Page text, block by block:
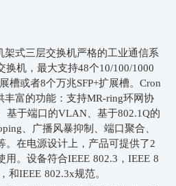
架式三层交换机严格的工业通信系
换机 ， 最大支持48个10/100/1000
槽或者8个万兆SFP+扩展槽。 Cron
丰富的功能：支持MR-ring环网协
、基于端口的VLAN 、基于802.1Q的
、广播风暴抑制、端口聚合、
。在电源设计上，产品可提供了2
用。设备符合IEEE 802.3 ， IEEE 8
，和IEEE 802.3x规范。